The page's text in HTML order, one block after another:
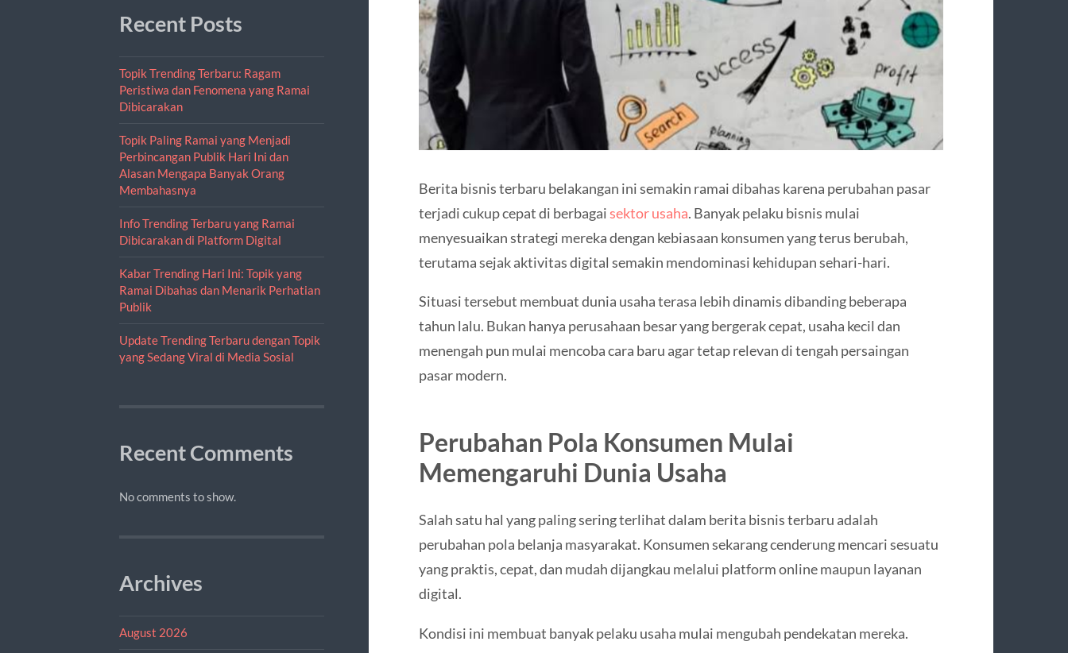
Recent Posts
Topik Trending Terbaru: Ragam
Peristiwa dan Fenomena yang Ramai
Dibicarakan
Topik Paling Ramai yang Menjadi
Perbincangan Publik Hari Ini dan
Alasan Mengapa Banyak Orang
Membahasnya
Info Trending Terbaru yang Ramai
Dibicarakan di Platform Digital
Kabar Trending Hari Ini: Topik yang
Ramai Dibahas dan Menarik Perhatian
Publik
Update Trending Terbaru dengan Topik
yang Sedang Viral di Media Sosial
Recent Comments
No comments to show.
Archives
August 2026
Berita bisnis terbaru belakangan ini semakin ramai dibahas karena perubahan pasar
terjadi cukup cepat di berbagaisektor usaha. Banyak pelaku bisnis mulai
menyesuaikan strategi mereka dengan kebiasaan konsumen yang terus berubah,
terutama sejak aktivitas digital semakin mendominasi kehidupan sehari-hari.
Situasi tersebut membuat dunia usaha terasa lebih dinamis dibanding beberapa
tahun lalu. Bukan hanya perusahaan besar yang bergerak cepat, usaha kecil dan
menengah pun mulai mencoba cara baru agar tetap relevan di tengah persaingan
pasar modern.
Perubahan Pola Konsumen Mulai
Memengaruhi Dunia Usaha
Salah satu hal yang paling sering terlihat dalam berita bisnis terbaru adalah
perubahan pola belanja masyarakat. Konsumen sekarang cenderung mencari sesuatu
yang praktis, cepat, dan mudah dijangkau melalui platform online maupun layanan
digital.
Kondisi ini membuat banyak pelaku usaha mulai mengubah pendekatan mereka.